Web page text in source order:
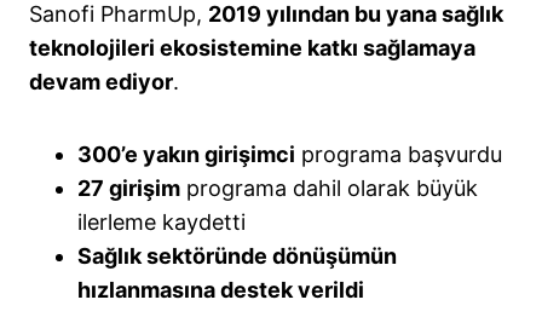
Sanofi PharmUp, 2019 yılından bu yana sağlık
teknolojileri ekosistemine katkı sağlamaya
devam ediyor.
300’e yakın girişimci programa başvurdu
27 girişim programa dahil olarak büyük
ilerleme kaydetti
Sağlık sektöründe dönüşümün
hızlanmasına destek verildi